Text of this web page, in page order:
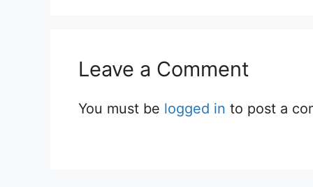
Leave a Comment
You must be logged in to post a